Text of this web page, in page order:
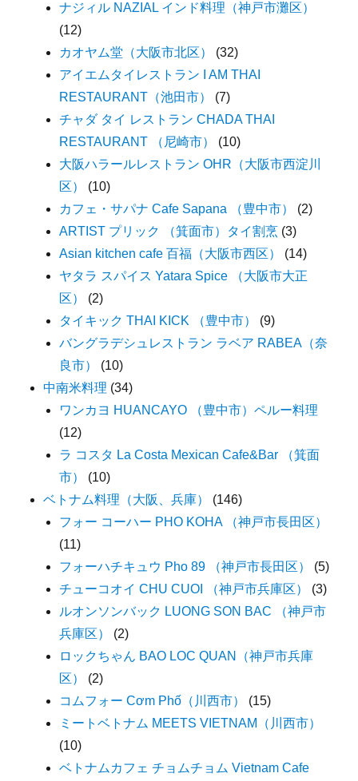
ナジィル NAZIAL インド料理（神戸市灘区）
(12)
カオヤム堂（大阪市北区）
(32)
アイエムタイレストラン I AM THAI
RESTAURANT（池田市）
(7)
チャダ タイ レストラン CHADA THAI
RESTAURANT （尼崎市）
(10)
大阪ハラールレストラン OHR（大阪市西淀川
区）
(10)
カフェ・サパナ Cafe Sapana （豊中市）
(2)
ARTIST プリック （箕面市）タイ割烹 (3)
Asian kitchen cafe 百福（大阪市西区）
(14)
ヤタラ スパイス Yatara Spice （大阪市大正
区）
(2)
タイキック THAI KICK （豊中市）
(9)
バングラデシュレストラン ラベア RABEA（奈
良市）
(10)
中南米料理 (34)
ワンカヨ HUANCAYO （豊中市）ペルー料理
(12)
ラ コスタ La Costa Mexican Cafe&Bar （箕面
市）
(10)
ベトナム料理（大阪、兵庫）
(146)
フォー コーハー PHO KOHA （神戸市長田区）
(11)
フォーハチキュウ Pho 89 （神戸市長田区）
(5)
チューコオイ CHU CUOI （神戸市兵庫区）
(3)
ルオンソンバック LUONG SON BAC （神戸市
兵庫区）
(2)
ロックちゃん BAO LOC QUAN（神戸市兵庫
区）
(2)
コムフォー Cơm Phố（川西市）
(15)
ミートベトナム MEETS VIETNAM（川西市）
(10)
ベトナムカフェ チョムチョム Vietnam Cafe